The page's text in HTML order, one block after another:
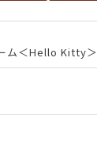
ム＜Hello Kitty＞